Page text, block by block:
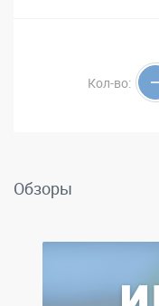
Кол-во:
Обзоры